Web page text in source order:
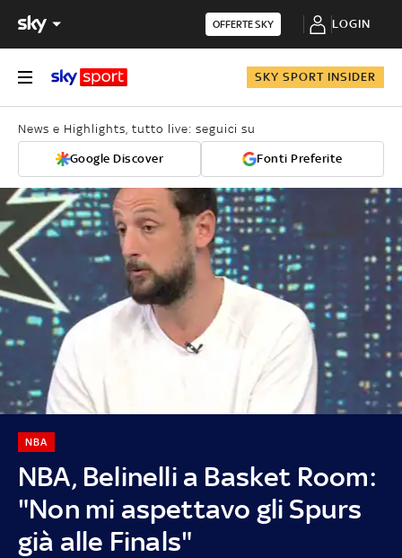
OFFERTE SKY LOGIN
SKY SPORT INSIDER
News e Highlights, tutto live: seguici su
Google Discover Fonti Preferite
NBA, Belinelli a Basket Room:
"Non mi aspettavo gli Spurs
già alle Finals"
NBA